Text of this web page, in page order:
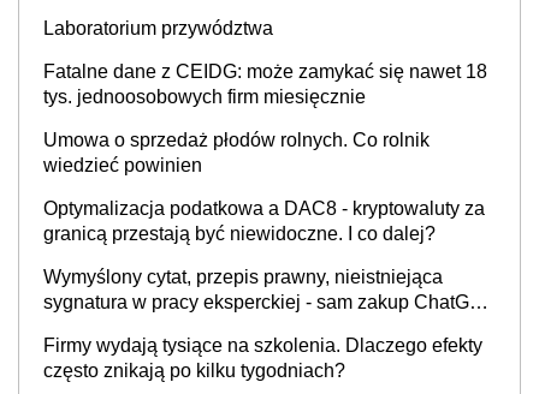
Laboratorium przywództwa
Fatalne dane z CEIDG: może zamykać się nawet 18
tys. jednoosobowych firm miesięcznie
Umowa o sprzedaż płodów rolnych. Co rolnik
wiedzieć powinien
Optymalizacja podatkowa a DAC8 - kryptowaluty za
granicą przestają być niewidoczne. I co dalej?
Wymyślony cytat, przepis prawny, nieistniejąca
sygnatura w pracy eksperckiej - sam zakup ChatGPT
Firmy wydają tysiące na szkolenia. Dlaczego efekty
często znikają po kilku tygodniach?